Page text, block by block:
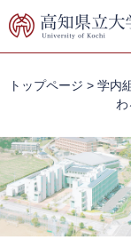
ー
す。
ニ
し
て
本
文
へ
トップページ > 学内